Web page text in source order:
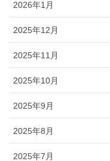
2026年1月
2025年12月
2025年11月
2025年10月
2025年9月
2025年8月
2025年7月